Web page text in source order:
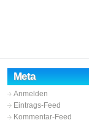
Meta
Anmelden
Eintrags-Feed
Kommentar-Feed